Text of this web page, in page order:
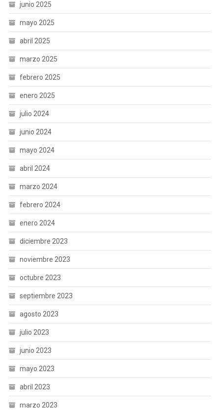
junio 2025
mayo 2025
abril 2025
marzo 2025
febrero 2025
enero 2025
julio 2024
junio 2024
mayo 2024
abril 2024
marzo 2024
febrero 2024
enero 2024
diciembre 2023
noviembre 2023
octubre 2023
septiembre 2023
agosto 2023
julio 2023
junio 2023
mayo 2023
abril 2023
marzo 2023